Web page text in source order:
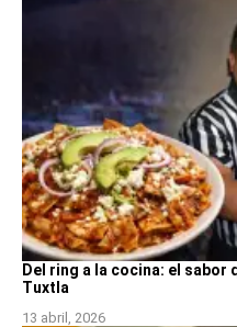
Del ring a la cocina: el sabor
Tuxtla
13 abril, 2026